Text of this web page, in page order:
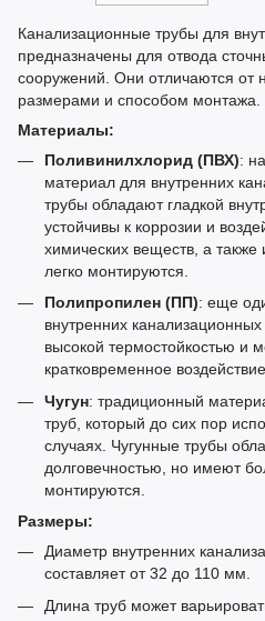
Канализационные трубы для
предназначены для отвода
сооружений. Они отличаются от
размерами и способом монтажа.
Материалы:
Поливинилхлорид (ПВХ):
материал для внутренних
трубы обладают гладкой
устойчивы к коррозии и
химических веществ, а
легко монтируются.
Полипропилен (ПП): еще
внутренних
высокой термостойкостью и
кратковременное
Чугун: традиционный
труб, который до сих пор
случаях. Чугунные трубы
долговечностью, но имеют
монтируются.
Размеры:
Диаметр внутренних
составляет от 32 до 110 мм.
Длина труб может